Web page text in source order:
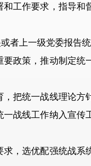
工作要求，指导和
上一级党委报告统
策，推动制定统
把统一战线理论方
战线工作纳入宣传
，选优配强统战系